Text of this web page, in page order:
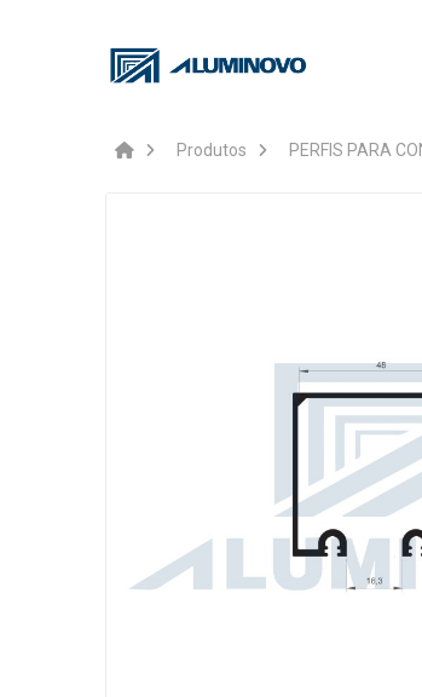
Produtos PERFIS PARA